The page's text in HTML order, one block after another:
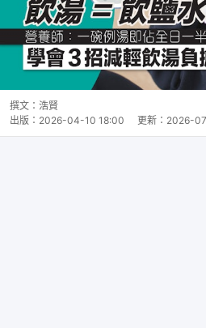
撰文： 浩賢
出版： 2026-04-10 18:00 更新： 2026-